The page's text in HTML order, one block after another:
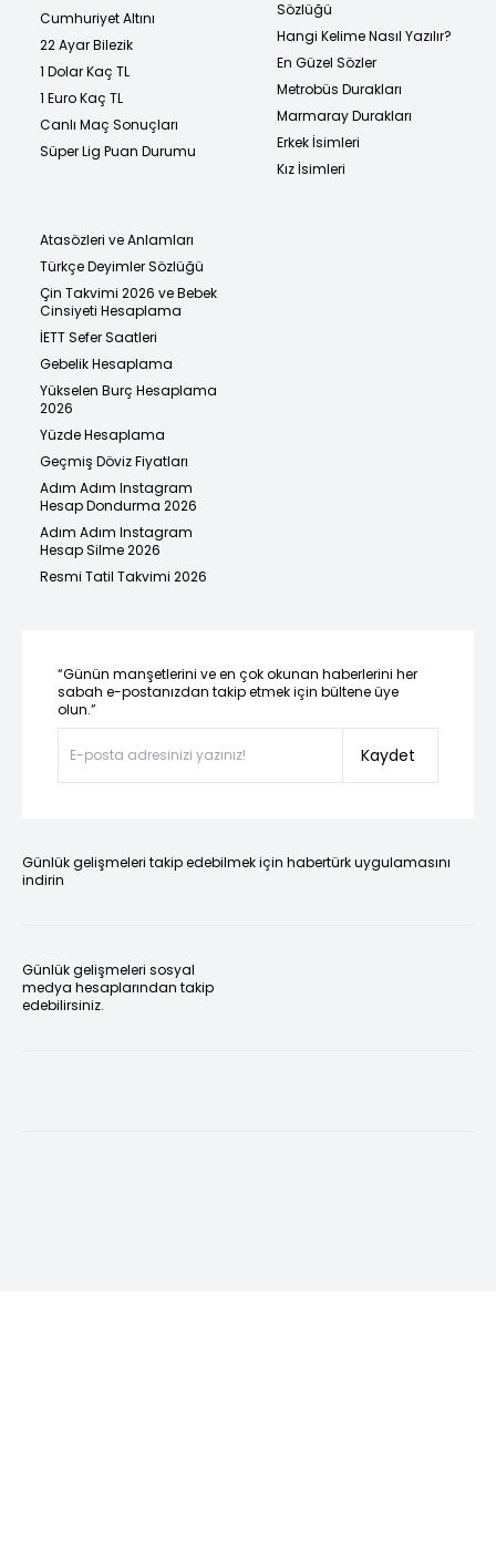
Cumhuriyet Altını
22 Ayar Bilezik
1 Dolar Kaç TL
1 Euro Kaç TL
Canlı Maç Sonuçları
Süper Lig Puan Durumu
Sözlüğü
Hangi Kelime Nasıl Yazılır?
En Güzel Sözler
Metrobüs Durakları
Marmaray Durakları
Erkek İsimleri
Kız İsimleri
Atasözleri ve Anlamları
Türkçe Deyimler Sözlüğü
Çin Takvimi 2026 ve Bebek
Cinsiyeti Hesaplama
İETT Sefer Saatleri
Gebelik Hesaplama
Yükselen Burç Hesaplama
2026
Yüzde Hesaplama
Geçmiş Döviz Fiyatları
Adım Adım Instagram
Hesap Dondurma 2026
Adım Adım Instagram
Hesap Silme 2026
Resmi Tatil Takvimi 2026
“Günün manşetlerini ve en çok okunan haberlerini her
sabah e-postanızdan takip etmek için bültene üye
olun.”
Kaydet
Günlük gelişmeleri takip edebilmek için habertürk uygulamasını
indirin
Günlük gelişmeleri sosyal
medya hesaplarından takip
edebilirsiniz.